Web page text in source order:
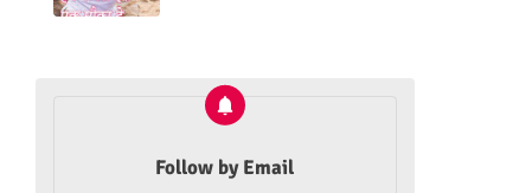
Follow by Email